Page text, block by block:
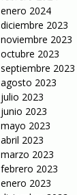
enero 2024
diciembre 2023
noviembre 2023
octubre 2023
septiembre 2023
agosto 2023
julio 2023
junio 2023
mayo 2023
abril 2023
marzo 2023
febrero 2023
enero 2023